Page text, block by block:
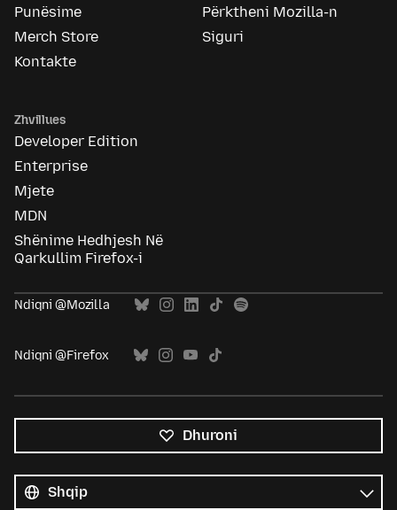
Punësime
Merch Store
Kontakte
Përktheni Mozilla-n
Siguri
Zhvillues
Developer Edition
Enterprise
Mjete
MDN
Shënime Hedhjesh Në
Qarkullim Firefox-i
Ndiqni @Mozilla
Ndiqni @Firefox
Dhuroni
gjuhët
Gjuhë